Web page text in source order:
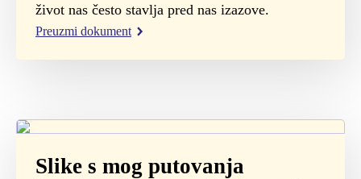
život nas često stavlja pred nas izazove.
Preuzmi dokument
Slike s mog putovanja